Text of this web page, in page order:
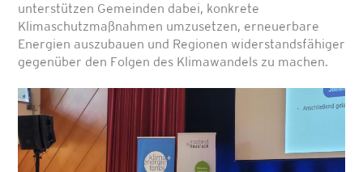
unterstützen Gemeinden dabei, konkrete
Klimaschutzmaßnahmen umzusetzen, erneuerbare
Energien auszubauen und Regionen widerstandsfähiger
gegenüber den Folgen des Klimawandels zu machen.